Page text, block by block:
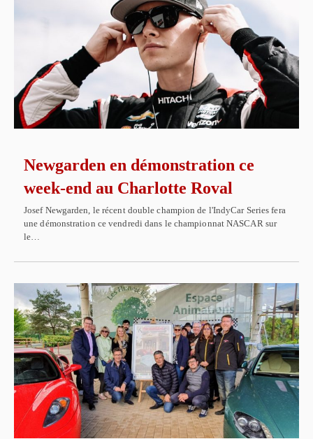
Newgarden en démonstration ce
week-end au Charlotte Roval
Josef Newgarden, le récent double champion de l'IndyCar Series fera
une démonstration ce vendredi dans le championnat NASCAR sur
le…